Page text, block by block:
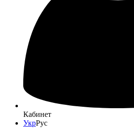
Кабинет
УкрРус